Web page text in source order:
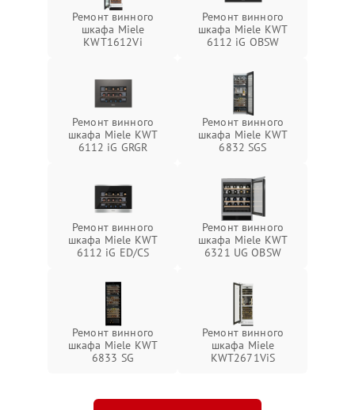
Ремонт винного
шкафа Miele
KWT1612Vi
Ремонт винного
шкафа Miele KWT
6112 iG OBSW
Ремонт винного
шкафа Miele KWT
6112 iG GRGR
Ремонт винного
шкафа Miele KWT
6832 SGS
Ремонт винного
шкафа Miele KWT
6112 iG ED/CS
Ремонт винного
шкафа Miele KWT
6321 UG OBSW
Ремонт винного
шкафа Miele KWT
6833 SG
Ремонт винного
шкафа Miele
KWT2671ViS